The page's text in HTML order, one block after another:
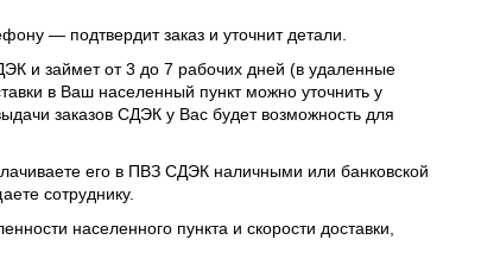
— подтвердит заказ и уточнит детали.
и займет от 3 до 7 рабочих дней (в удаленные
в Ваш населенный пункт можно уточнить у
заказов СДЭК у Вас будет возможность для
его в ПВЗ СДЭК наличными или банковской
сотруднику.
населенного пункта и скорости доставки,